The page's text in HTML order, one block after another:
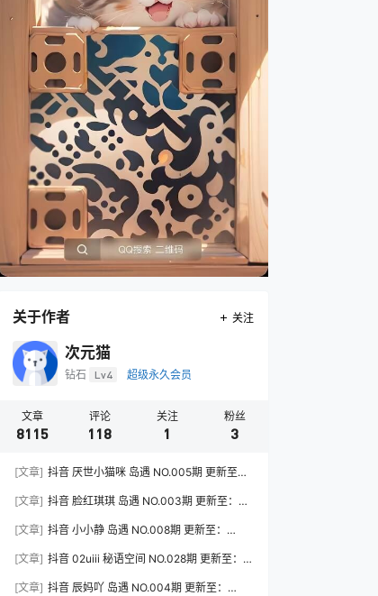
关于作者 关注
次元猫
钻石 Lv4 超级永久会员
文章
8115
评论
118
关注
1
粉丝
3
[文章] 抖音 厌世小猫咪 岛遇 NO.005期 更新至：
[文章] 抖音 脸红琪琪 岛遇 NO.003期 更新至：
[文章] 抖音 小小静 岛遇 NO.008期 更新至：
[文章] 抖音 02uiii 秘语空间 NO.028期 更新至：
[文章] 抖音 辰妈吖 岛遇 NO.004期 更新至：